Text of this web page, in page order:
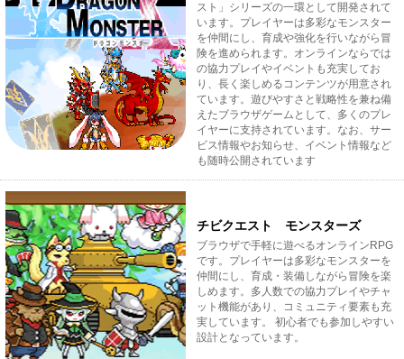
スト」シリーズの一環として開発されて
います。プレイヤーは多彩なモンスター
を仲間にし、育成や強化を行いながら冒
険を進められます。オンラインならでは
の協力プレイやイベントも充実してお
り、長く楽しめるコンテンツが用意され
ています。遊びやすさと戦略性を兼ね備
えたブラウザゲームとして、多くのプレ
イヤーに支持されています。なお、サー
ビス情報やお知らせ、イベント情報など
も随時公開されています
チビクエスト モンスターズ
ブラウザで手軽に遊べるオンラインRPG
です。プレイヤーは多彩なモンスターを
仲間にし、育成・装備しながら冒険を楽
しめます。多人数での協力プレイやチャ
ット機能があり、コミュニティ要素も充
実しています。 初心者でも参加しやすい
設計となっています。